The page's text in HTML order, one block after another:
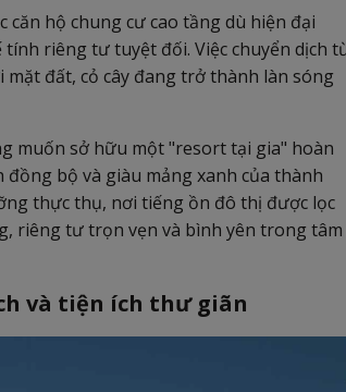
hộ chung cư cao tầng dù hiện đại
riêng tư tuyệt đối. Việc chuyển dịch
đất, cỏ cây đang trở thành làn sóng
muốn sở hữu một "resort tại gia" hoàn
bộ và giàu mảng xanh của thành
thực thụ, nơi tiếng ồn đô thị được lọc
riêng tư trọn vẹn và bình yên trong tâm
và tiện ích thư giãn